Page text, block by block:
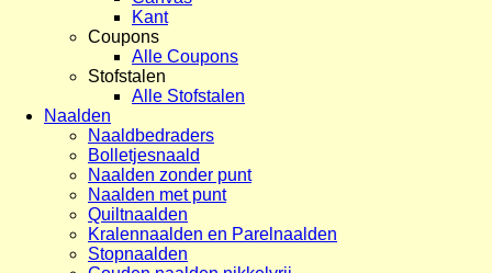
Kant
Coupons
Alle Coupons
Stofstalen
Alle Stofstalen
Naalden
Naaldbedraders
Bolletjesnaald
Naalden zonder punt
Naalden met punt
Quiltnaalden
Kralennaalden en Parelnaalden
Stopnaalden